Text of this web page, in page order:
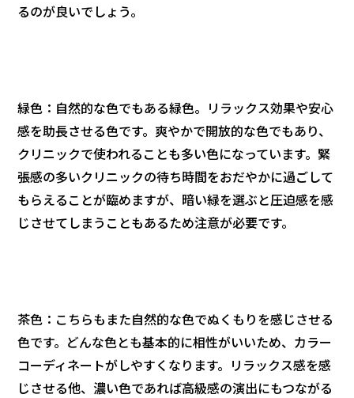
るのが良いでしょう。
緑色：自然的な色でもある緑色。リラックス効果や安心
感を助長させる色です。爽やかで開放的な色でもあり、
クリニックで使われることも多い色になっています。緊
張感の多いクリニックの待ち時間をおだやかに過ごして
もらえることが臨めますが、暗い緑を選ぶと圧迫感を感
じさせてしまうこともあるため注意が必要です。
茶色：こちらもまた自然的な色でぬくもりを感じさせる
色です。どんな色とも基本的に相性がいいため、カラー
コーディネートがしやすくなります。リラックス感を感
じさせる他、濃い色であれば高級感の演出にもつながる